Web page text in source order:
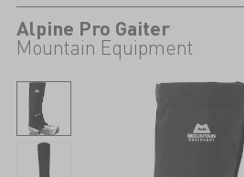
Alpine Pro Gaiter
Mountain Equipment